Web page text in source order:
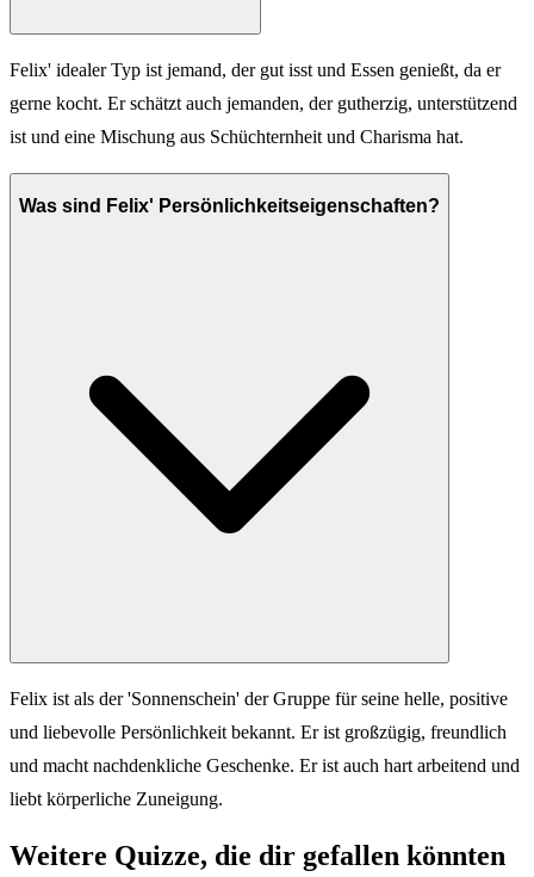
Felix' idealer Typ ist jemand, der gut isst und Essen genießt, da er
gerne kocht. Er schätzt auch jemanden, der gutherzig, unterstützend
ist und eine Mischung aus Schüchternheit und Charisma hat.
Was sind Felix' Persönlichkeitseigenschaften?
Felix ist als der 'Sonnenschein' der Gruppe für seine helle, positive
und liebevolle Persönlichkeit bekannt. Er ist großzügig, freundlich
und macht nachdenkliche Geschenke. Er ist auch hart arbeitend und
liebt körperliche Zuneigung.
Weitere Quizze, die dir gefallen könnten